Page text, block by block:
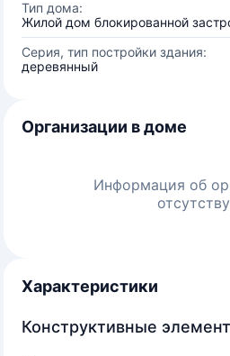
Тип дома:
Жилой дом блокированной
Серия, тип постройки здания:
деревянный
Организации в доме
Информация об
Характеристики
Конструктивные